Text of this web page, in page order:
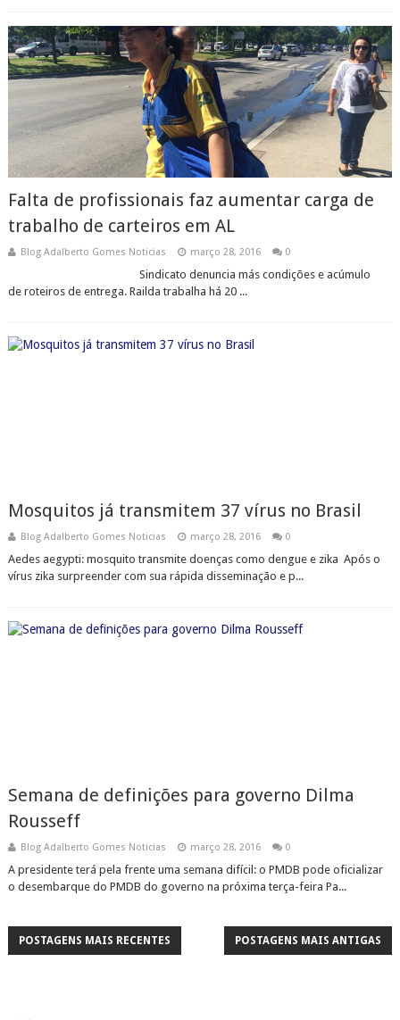
Falta de profissionais faz aumentar carga de
trabalho de carteiros em AL
Blog Adalberto Gomes Noticias março 28, 2016 0
Sindicato denuncia más condições e acúmulo
de roteiros de entrega. Railda trabalha há 20 ...
Mosquitos já transmitem 37 vírus no Brasil
Blog Adalberto Gomes Noticias março 28, 2016 0
Aedes aegypti: mosquito transmite doenças como dengue e zika Após o
vírus zika surpreender com sua rápida disseminação e p...
Semana de definições para governo Dilma
Rousseff
Blog Adalberto Gomes Noticias março 28, 2016 0
A presidente terá pela frente uma semana difícil: o PMDB pode oficializar
o desembarque do PMDB do governo na próxima terça-feira Pa...
POSTAGENS MAIS RECENTES POSTAGENS MAIS ANTIGAS